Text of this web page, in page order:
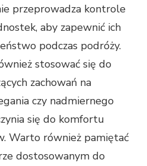
przeprowadza kontrole
aby zapewnić ich
podczas podróży.
stosować się do
zachowań na
czy nadmiernego
się do komfortu
Warto również pamiętać
dostosowanym do